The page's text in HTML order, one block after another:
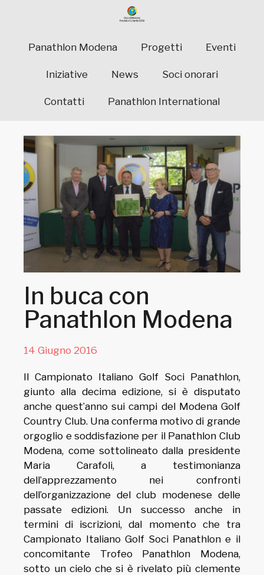
Panathlon Modena Progetti Eventi
Iniziative News Soci onorari
Contatti Panathlon International
In buca con
Panathlon Modena
14 Giugno 2016
Il Campionato Italiano Golf Soci Panathlon,
giunto alla decima edizione, si è disputato
anche quest’anno sui campi del Modena Golf
Country Club. Una conferma motivo di grande
orgoglio e soddisfazione per il Panathlon Club
Modena, come sottolineato dalla presidente
Maria Carafoli, a testimonianza
dell’apprezzamento nei confronti
dell’organizzazione del club modenese delle
passate edizioni.
Un successo anche in
termini di iscrizioni, dal momento che tra
Campionato Italiano Golf Soci Panathlon e il
concomitante Trofeo Panathlon Modena,
sotto un cielo che si è rivelato più clemente